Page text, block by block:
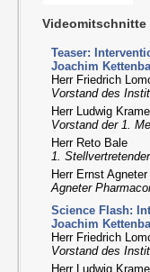
Videomitschnitte
Teaser:
Joachim
Herr Friedrich
Vorstand des
Herr Ludwig
Vorstand der 1.
Herr Reto Bale
1.
Herr Ernst Agneter
Agneter
Science Flash:
Joachim
Herr Friedrich
Vorstand des
Herr Ludwig